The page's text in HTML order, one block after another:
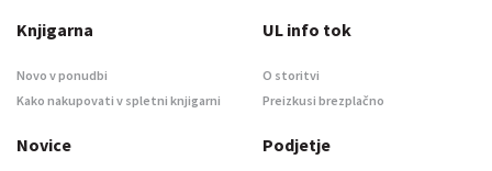
Knjigarna
Novo v ponudbi
Kako nakupovati v spletni knjigarni
UL info tok
O storitvi
Preizkusi brezplačno
Novice Podjetje